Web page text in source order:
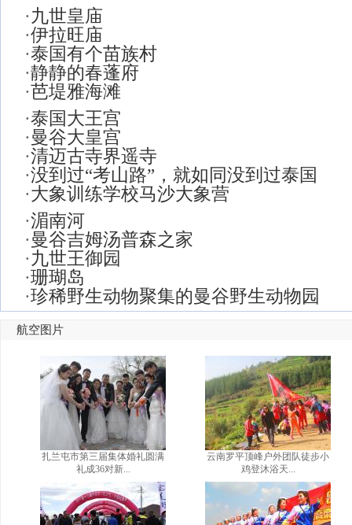
·九世皇庙
·伊拉旺庙
·泰国有个苗族村
·静静的春蓬府
·芭堤雅海滩
·泰国大王宫
·曼谷大皇宫
·清迈古寺界遥寺
·没到过“考山路”，就如同没到过泰国
·大象训练学校马沙大象营
·湄南河
·曼谷吉姆汤普森之家
·九世王御园
·珊瑚岛
·珍稀野生动物聚集的曼谷野生动物园
航空图片
扎兰屯市第三届集体婚礼圆满
礼成36对新...
云南罗平顶峰户外团队徒步小
鸡登沐浴天...